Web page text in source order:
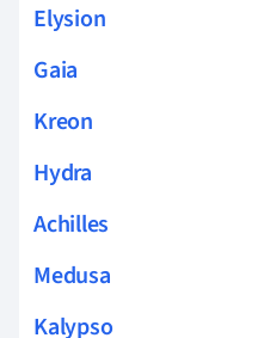
Elysion
Gaia
Kreon
Hydra
Achilles
Medusa
Kalypso